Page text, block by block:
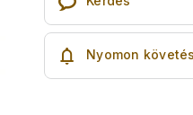
Nyomon követés